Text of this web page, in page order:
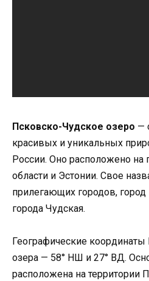
Псковско-Чудское озеро —
красивых и уникальных
России. Оно расположено на
области и Эстонии. Свое
прилегающих городов, город
города Чудская.
Географические
озера — 58° НШ и 27° ВД.
расположена на территории